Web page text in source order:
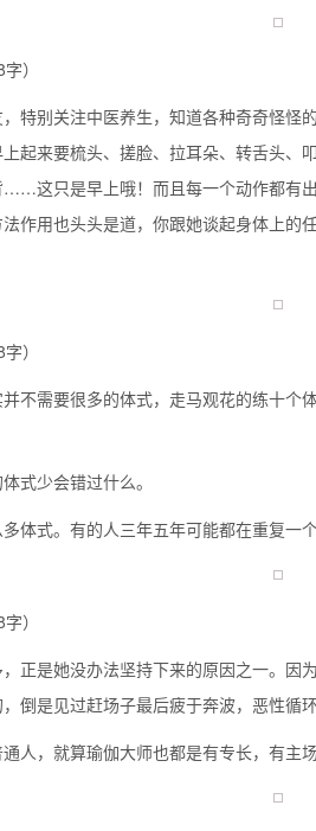
）
特别关注中医养生，知道各种奇奇怪
起来要梳头、搓脸、拉耳朵、转舌头
这只是早上哦！而且每一个动作都有
作用也头头是道，你跟她谈起身体上的
）
不需要很多的体式，走马观花的练十
式少会错过什么。
体式。有的人三年五年可能都在重复一
）
正是她没办法坚持下来的原因之一。
倒是见过赶场子最后疲于奔波，恶性循
人，就算瑜伽大师也都是有专长，有主场